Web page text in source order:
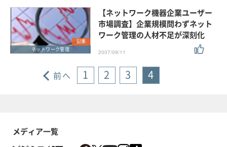
記事
ネットワーク管理
【ネットワーク機器企業ユーザー
市場調査】企業規模問わずネット
ワーク管理の人材不足が深刻化
2007/09/11
前へ 1 2 3 4
メディア一覧